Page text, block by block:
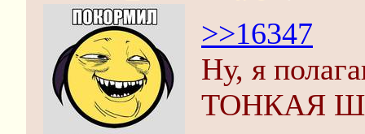
>>16347
Ну, я
ТОНКАЯ